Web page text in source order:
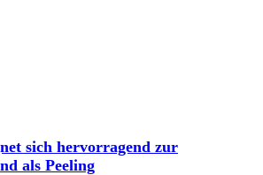
sich hervorragend zur
als Peeling